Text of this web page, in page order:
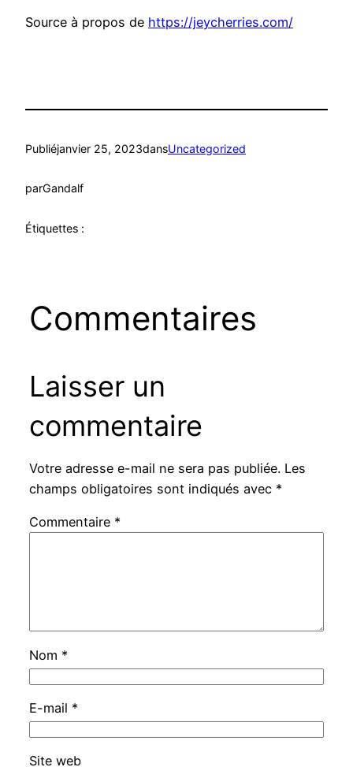
Source à propos de https://jeycherries.com/
Publiéjanvier 25, 2023dansUncategorized
parGandalf
Étiquettes :
Commentaires
Laisser un
commentaire
Votre adresse e-mail ne sera pas publiée. Les
champs obligatoires sont indiqués avec *
Commentaire *
Nom *
E-mail *
Site web